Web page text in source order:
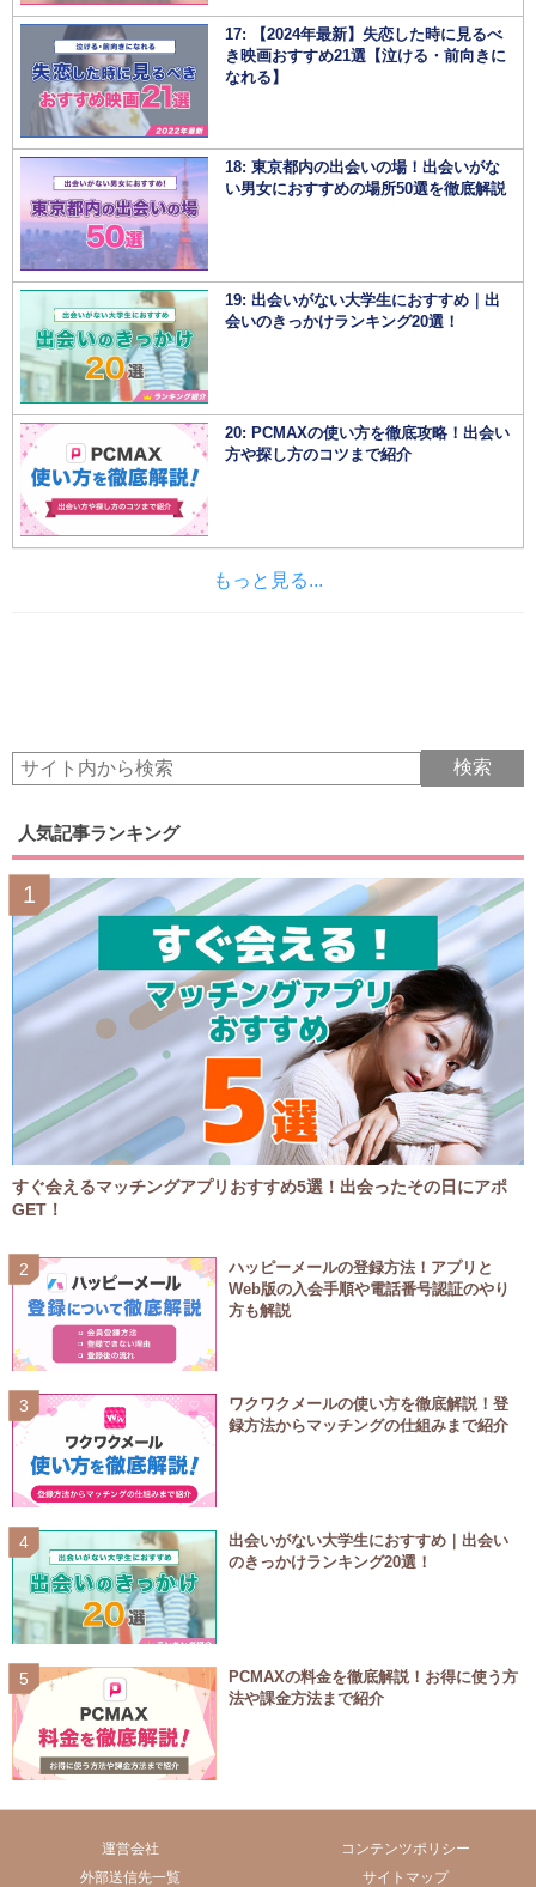
17: 【2024年最新】失恋した時に見るべ
き映画おすすめ21選【泣ける・前向きに
なれる】
18: 東京都内の出会いの場！出会いがな
い男女におすすめの場所50選を徹底解説
19: 出会いがない大学生におすすめ｜出
会いのきっかけランキング20選！
20: PCMAXの使い方を徹底攻略！出会い
方や探し方のコツまで紹介
もっと見る...
人気記事ランキング
すぐ会えるマッチングアプリおすすめ5選！出会ったその日にアポ
GET！
ハッピーメールの登録方法！アプリと
Web版の入会手順や電話番号認証のやり
方も解説
ワクワクメールの使い方を徹底解説！登
録方法からマッチングの仕組みまで紹介
出会いがない大学生におすすめ｜出会い
のきっかけランキング20選！
PCMAXの料金を徹底解説！お得に使う方
法や課金方法まで紹介
運営会社
コンテンツポリシー
外部送信先一覧
サイトマップ